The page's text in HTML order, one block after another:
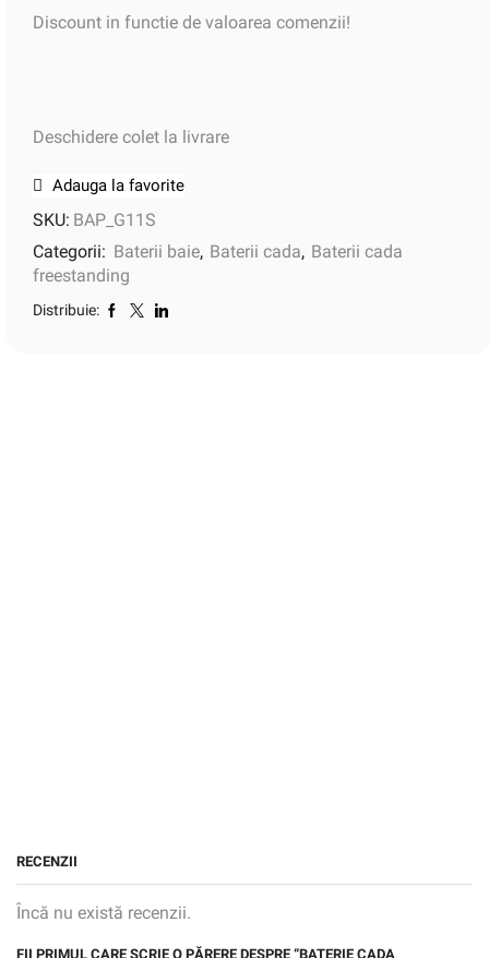
Discount in functie de valoarea comenzii!
Deschidere colet la livrare
Adauga la favorite
SKU: BAP_G11S
Categorii: Baterii baie, Baterii cada, Baterii cada
freestanding
Distribuie:
RECENZII
Încă nu există recenzii.
FII PRIMUL CARE SCRIE O PĂRERE DESPRE “BATERIE CADA